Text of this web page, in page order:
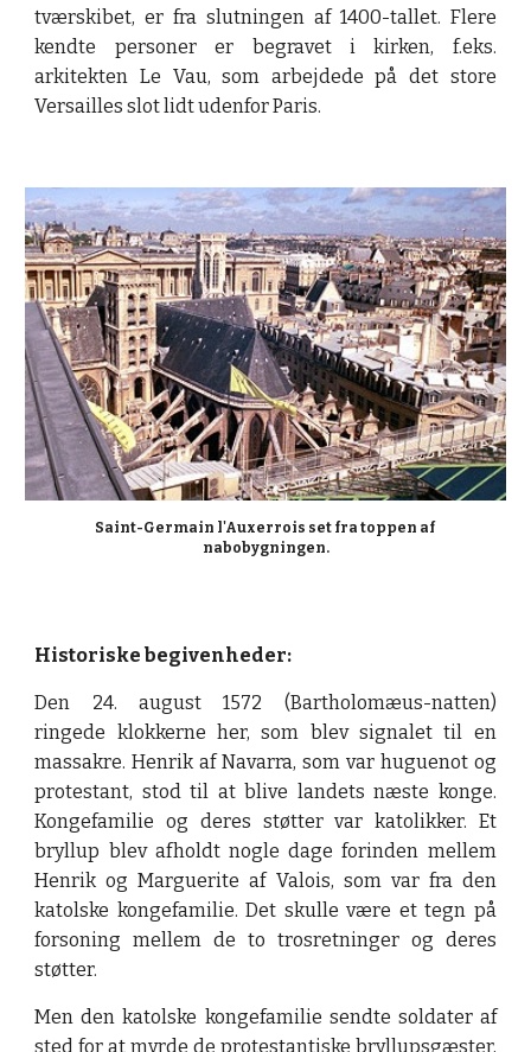
tværskibet, er fra slutningen af 1400-tallet. Flere
kendte personer er begravet i kirken, f.eks.
arkitekten Le Vau, som arbejdede på det store
Versailles slot lidt udenfor Paris.
Saint-Germain l'Auxerrois set fra toppen af
nabobygningen.
Historiske begivenheder:
Den 24. august 1572 (Bartholomæus-natten)
ringede klokkerne her, som blev signalet til en
massakre. Henrik af Navarra, som var huguenot og
protestant, stod til at blive landets næste konge.
Kongefamilie og deres støtter var katolikker. Et
bryllup blev afholdt nogle dage forinden mellem
Henrik og Marguerite af Valois, som var fra den
katolske kongefamilie. Det skulle være et tegn på
forsoning mellem de to trosretninger og deres
støtter.
Men den katolske kongefamilie sendte soldater af
sted for at myrde de protestantiske bryllupsgæster,